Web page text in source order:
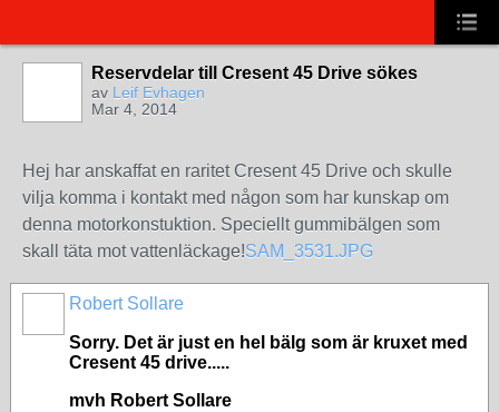
Reservdelar till Cresent 45 Drive sökes
av Leif Evhagen
Mar 4, 2014
Hej har anskaffat en raritet Cresent 45 Drive och skulle
vilja komma i kontakt med någon som har kunskap om
denna motorkonstuktion. Speciellt gummibälgen som
skall täta mot vattenläckage!SAM_3531.JPG
Robert Sollare
Sorry. Det är just en hel bälg som är kruxet med
Cresent 45 drive.....
mvh Robert Sollare